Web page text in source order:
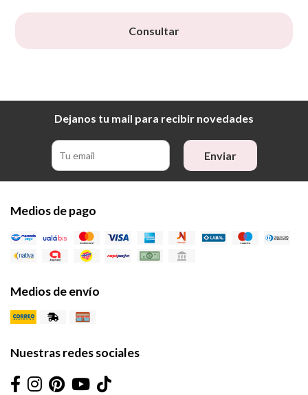
Consultar
Dejanos tu mail para recibir novedades
Enviar
Medios de pago
Medios de envío
Nuestras redes sociales